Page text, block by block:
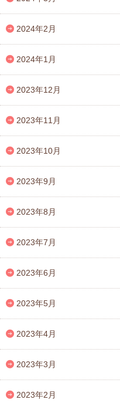
2024年2月
2024年1月
2023年12月
2023年11月
2023年10月
2023年9月
2023年8月
2023年7月
2023年6月
2023年5月
2023年4月
2023年3月
2023年2月